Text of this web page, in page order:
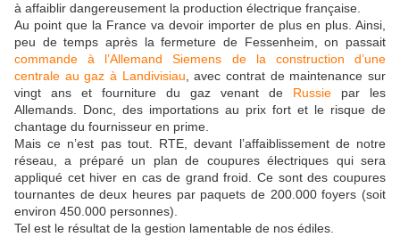
à affaiblir dangereusement la production électrique française.
Au point que la France va devoir importer de plus en plus. Ainsi,
peu de temps après la fermeture de Fessenheim, on passait
commande à l’Allemand Siemens de la construction d’une
centrale au gaz à Landivisiau , avec contrat de maintenance sur
vingt ans et fourniture du gaz venant de Russie par les
Allemands. Donc, des importations au prix fort et le risque de
chantage du fournisseur en prime.
Mais ce n’est pas tout. RTE, devant l’affaiblissement de notre
réseau, a préparé un plan de coupures électriques qui sera
appliqué cet hiver en cas de grand froid. Ce sont des coupures
tournantes de deux heures par paquets de 200.000 foyers (soit
environ 450.000 personnes).
Tel est le résultat de la gestion lamentable de nos édiles.